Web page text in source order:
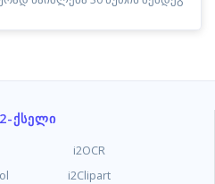
-ᲥᲡᲔᲚᲘ
i2OCR
i2Clipart